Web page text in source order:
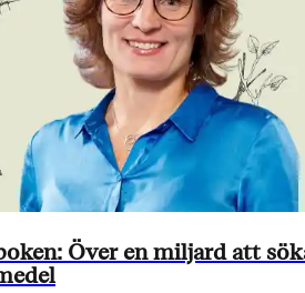
Över en miljard att